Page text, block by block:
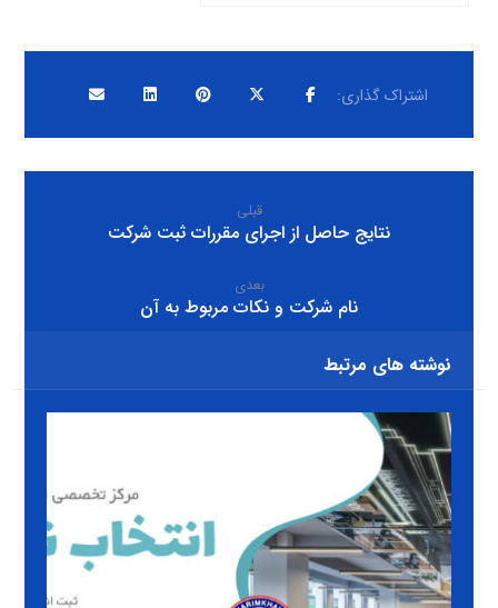
قبلی
نتایج حاصل از اجرای مقررات ثبت شرکت
بعدی
نام شرکت و نکات مربوط به آن
نوشته های مرتبط